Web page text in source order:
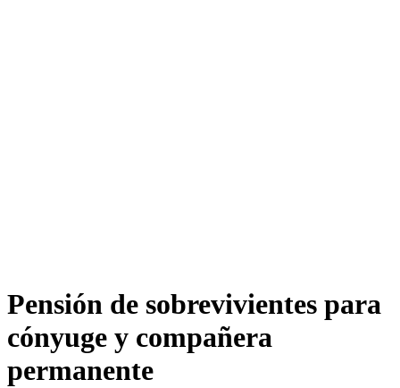
Pensión de sobrevivientes para
cónyuge y compañera
permanente